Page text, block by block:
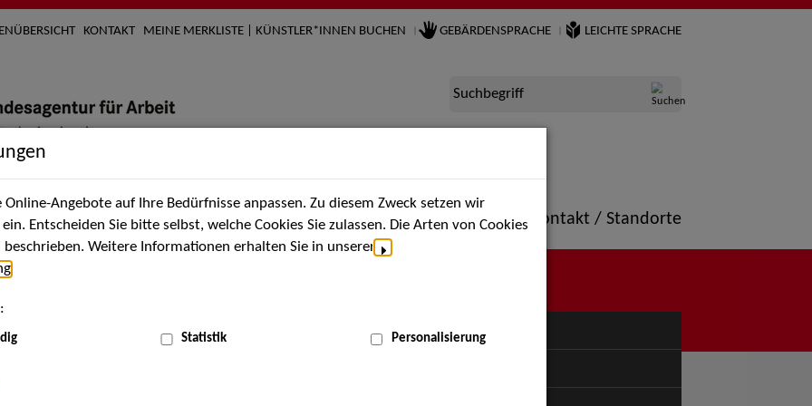
KONTAKT MEINE MERKLISTE | KÜNSTLER*INNEN BUCHEN GEBÄRDENSPRACHE LEICHTE SPRACHE
Suchbegriff
Künstler*innen Über uns Aktuelles Termine Portfolio Kontakt / Standorte
MENÜ
Angebote auf Ihre Bedürfnisse anpassen. Zu diesem Zweck setzen wir
Entscheiden Sie bitte selbst, welche Cookies Sie zulassen. Die Arten von Cookies
Weitere Informationen erhalten Sie in unserer
Statistik Personalisierung